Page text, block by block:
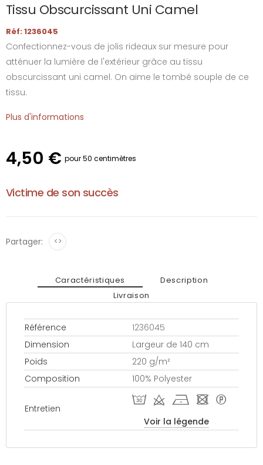
Tissu Obscurcissant Uni Camel
Réf: 1236045
Confectionnez-vous de jolis rideaux sur mesure pour
atténuer la lumière de l'extérieur grâce au tissu
obscurcissant uni camel. On aime le tombé souple de ce
tissu.
Plus d'informations
4,50 € pour 50 centimètres
Victime de son succès
Partager: <>
Caractéristiques
Description
Livraison
Référence
1236045
Dimension
Largeur de 140 cm
Poids
220 g/m²
Composition
100% Polyester
Entretien
T d h - *
Voir la légende